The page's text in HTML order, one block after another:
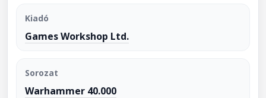
Kiadó
Games Workshop Ltd.
Sorozat
Warhammer 40.000